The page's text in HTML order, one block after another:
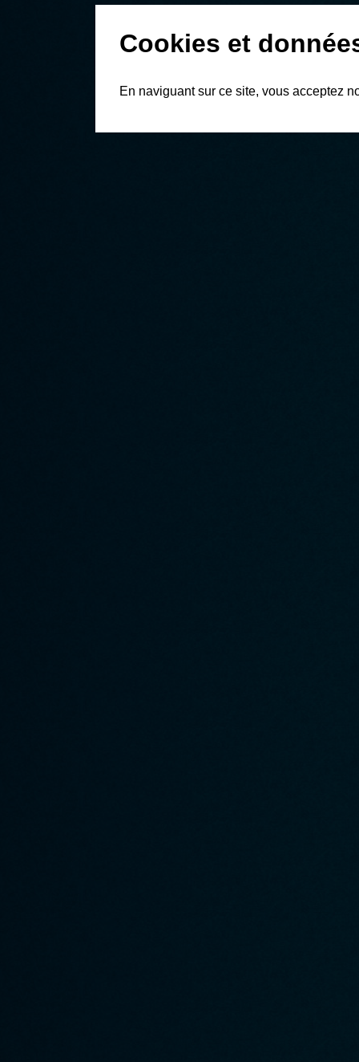
Cookies et
En naviguant sur ce site, vous acceptez